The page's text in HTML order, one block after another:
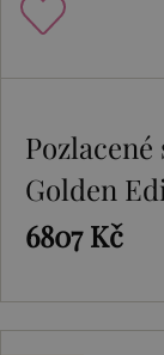
Golden
6807 Kč